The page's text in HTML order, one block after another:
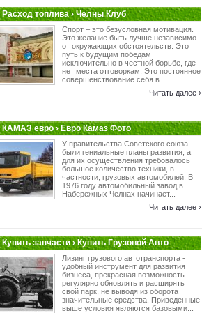
Расход топлива › Челны Клуб
Спорт – это безусловная мотивация.
Это желание быть лучше независимо
от окружающих обстоятельств. Это
путь к будущим победам
исключительно в честной борьбе, где
нет места отговоркам. Это постоянное
совершенствование себя в...
Читать далее ›
КАМАЗ евро › Евро Камаз Фото
У правительства Советского союза
были гениальные планы развития, а
для их осуществления требовалось
большое количество техники, в
частности, грузовых автомобилей. В
1976 году автомобильный завод в
Набережных Челнах начинает...
Читать далее ›
Купить запчасти › Купить Грузовой Авто
Лизинг грузового автотранспорта -
удобный инструмент для развития
бизнеса, прекрасная возможность
регулярно обновлять и расширять
свой парк, не выводя из оборота
значительные средства. Приведенные
выше условия являются базовыми...